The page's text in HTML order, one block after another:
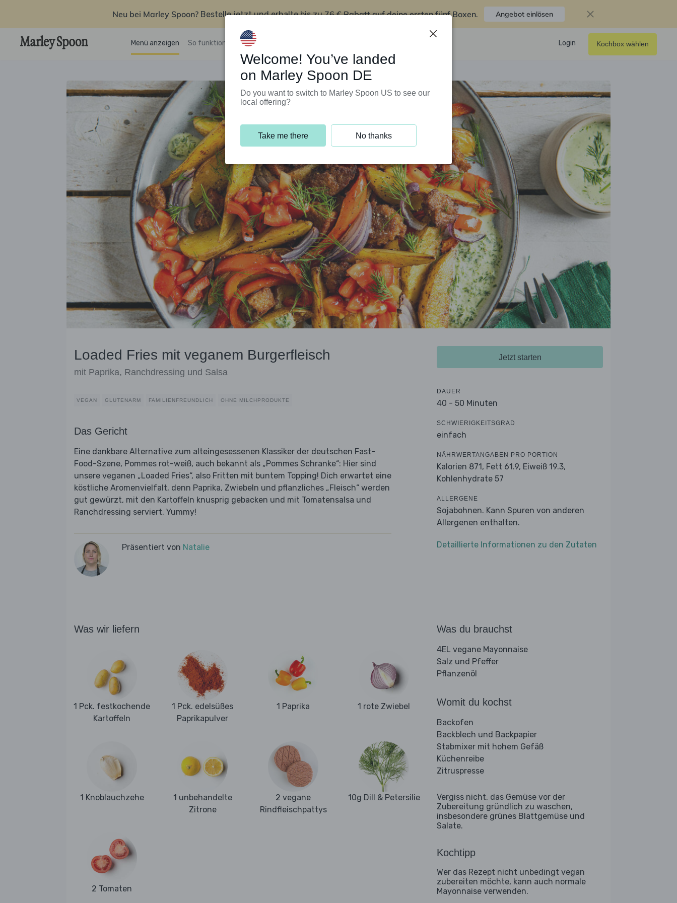
Neu bei Marley Spoon? Bestelle jetzt und erhalte bis zu76 € Rabatt auf deine ersten fünf Boxen. Angebot einlösen
Menü anzeigen So funktioniert’s Kundenservice Login Kochbox wählen
Loaded Fries mit veganem Burgerfleisch
mit Paprika, Ranchdressing und Salsa
VEGAN GLUTENARM FAMILIENFREUNDLICH OHNE MILCHPRODUKTE
Das Gericht
Eine dankbare Alternative zum alteingesessenen Klassiker der deutschen Fast-
Food-Szene, Pommes rot-weiß, auch bekannt als „Pommes Schranke“: Hier sind
unsere veganen „Loaded Fries“, also Fritten mit buntem Topping! Dich erwartet eine
köstliche Aromenvielfalt, denn Paprika, Zwiebeln und pflanzliches „Fleisch“ werden
gut gewürzt, mit den Kartoffeln knusprig gebacken und mit Tomatensalsa und
Ranchdressing serviert. Yummy!
Präsentiert von Natalie
Jetzt starten
DAUER
40 - 50 Minuten
SCHWIERIGKEITSGRAD
einfach
NÄHRWERTANGABEN PRO PORTION
Kalorien 871, Fett 61.9, Eiweiß 19.3,
Kohlenhydrate 57
ALLERGENE
Sojabohnen. Kann Spuren von anderen
Allergenen enthalten.
Detaillierte Informationen zu den Zutaten
Was wir liefern
1 Pck. festkochende
Kartoffeln
1 Pck. edelsüßes
Paprikapulver
1 Paprika 1 rote Zwiebel
1 Knoblauchzehe
1 unbehandelte
Zitrone
2 vegane
Rindfleischpattys
10g Dill & Petersilie
2 Tomaten
Was du brauchst
4EL vegane Mayonnaise
Salz und Pfeffer
Pflanzenöl
Womit du kochst
Backofen
Backblech und Backpapier
Stabmixer mit hohem Gefäß
Küchenreibe
Zitruspresse
Vergiss nicht, das Gemüse vor der
Zubereitung gründlich zu waschen,
insbesondere grünes Blattgemüse und
Salate.
Kochtipp
Wer das Rezept nicht unbedingt vegan
zubereiten möchte, kann auch normale
Mayonnaise verwenden.
Welcome! You’ve landed
on Marley Spoon DE
Do you want to switch to Marley Spoon US to see our
local offering?
Take me there No thanks